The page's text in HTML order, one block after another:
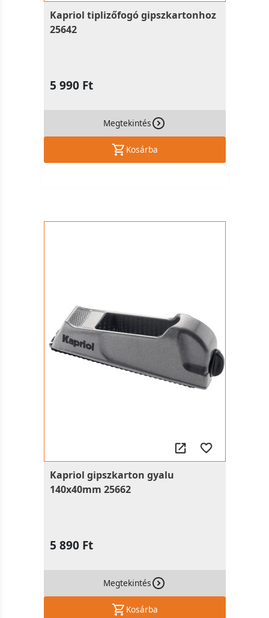
Kapriol tiplizőfogó gipszkartonhoz
25642
5 990 Ft
Megtekintés
Kosárba
Kapriol gipszkarton gyalu
140x40mm 25662
5 890 Ft
Megtekintés
Kosárba